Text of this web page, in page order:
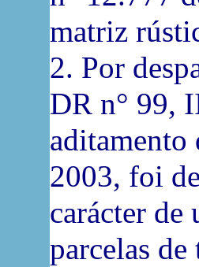
matriz
2. Por
DR n° 99,
aditamento
2003, foi
carácter de
parcelas de